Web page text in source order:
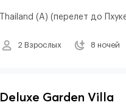
Thailand (A) (перелет до
2 Взрослых 8 ночей
Deluxe Garden Villa